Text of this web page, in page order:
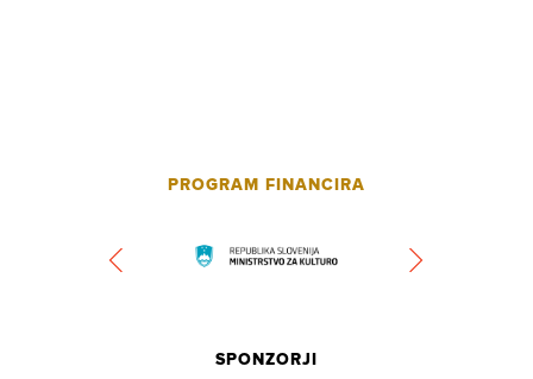
PROGRAM FINANCIRA
SPONZORJI